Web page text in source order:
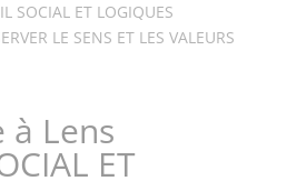
SOCIAL ET LOGIQUES
LE SENS ET LES VALEURS
à Lens
ET